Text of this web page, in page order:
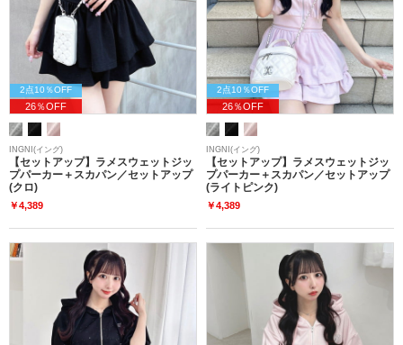
2点10％OFF
26％OFF
INGNI(イング)
【セットアップ】ラメスウェットジッ
プパーカー＋スカパン／セットアップ
(クロ)
￥4,389
2点10％OFF
26％OFF
INGNI(イング)
【セットアップ】ラメスウェットジッ
プパーカー＋スカパン／セットアップ
(ライトピンク)
￥4,389